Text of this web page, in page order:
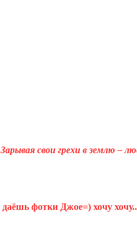
Зарывая свои грехи в землю –
даёшь фотки Джое=) хочу